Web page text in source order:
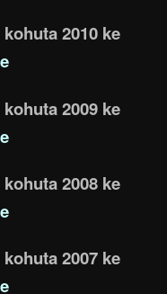
2010 ke
2009 ke
2008 ke
2007 ke